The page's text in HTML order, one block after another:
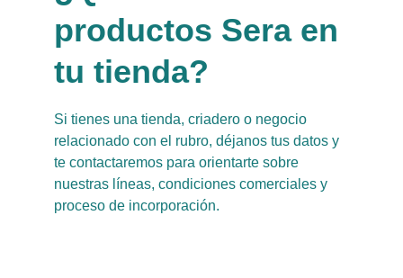
productos Sera en
tu tienda?
Si tienes una tienda, criadero o negocio
relacionado con el rubro, déjanos tus datos y
te contactaremos para orientarte sobre
nuestras líneas, condiciones comerciales y
proceso de incorporación.